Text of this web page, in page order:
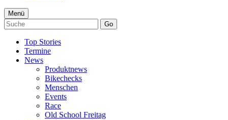
Menü
Go
Top Stories
Termine
News
Produktnews
Bikechecks
Menschen
Events
Race
Old School Freitag